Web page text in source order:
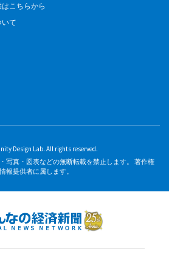
こちらから
て
Design Lab. All rights reserved.
写真・図表などの無断転載を禁止します。 著作権
報提供者に属します。